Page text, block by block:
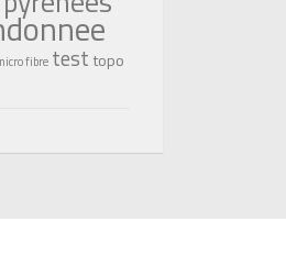
fibre test topo